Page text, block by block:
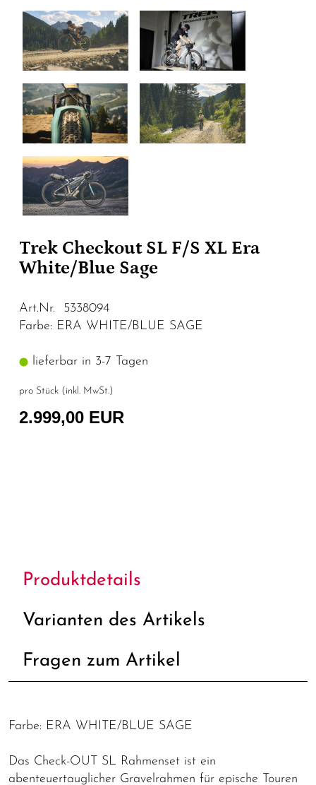
Trek Checkout SL F/S XL Era
White/Blue Sage
Art.Nr. 5338094
Farbe: ERA WHITE/BLUE SAGE
lieferbar in 3-7 Tagen
pro Stück (inkl. MwSt.)
2.999,00 EUR
Produktdetails
Varianten des Artikels
Fragen zum Artikel
Farbe: ERA WHITE/BLUE SAGE
Das Check-OUT SL Rahmenset ist ein
abenteuertauglicher Gravelrahmen für epische Touren